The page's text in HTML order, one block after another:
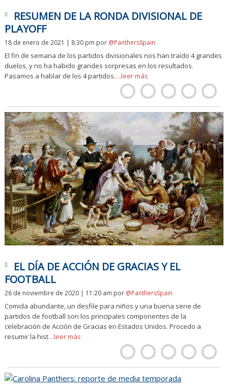
RESUMEN DE LA RONDA DIVISIONAL DE
PLAYOFF
18 de enero de 2021 | 8:30 pm por @PanthersSpain
El fin de semana de los partidos divisionales nos han traído 4 grandes
duelos, y no ha habido grandes sorpresas en los resultados.
Pasamos a hablar de los 4 partidos.…leer más
EL DÍA DE ACCIÓN DE GRACIAS Y EL
FOOTBALL
26 de noviembre de 2020 | 11:20 am por @PanthersSpain
Comida abundante, un desfile para niños y una buena serie de
partidos de football son los principales componentes de la
celebración de Acción de Gracias en Estados Unidos. Procedo a
resumir la hist…leer más